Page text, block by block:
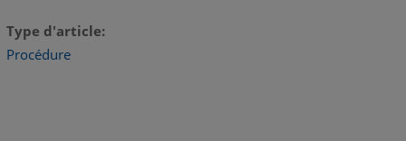
Type d'article
Procédure